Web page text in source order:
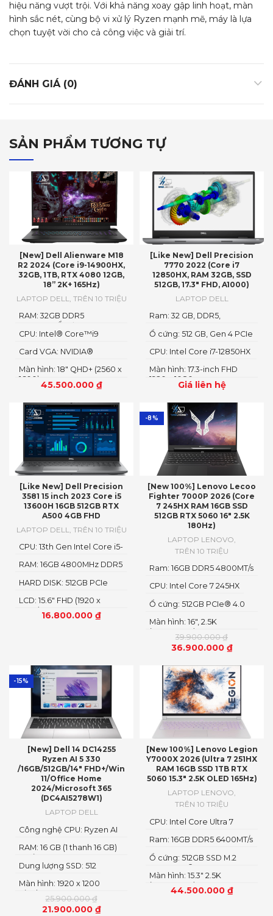
hiệu năng vượt trội. Với khả năng xoay gập linh hoạt, màn
hình sắc nét, cùng bộ vi xử lý Ryzen mạnh mẽ, máy là lựa
chọn tuyệt vời cho cả công việc và giải trí.
ĐÁNH GIÁ (0)
SẢN PHẨM TƯƠNG TỰ
[New] Dell Alienware M18
R2 2024 (Core i9-14900HX,
32GB, 1TB, RTX 4080 12GB,
18” 2K+ 165Hz)
LAPTOP DELL
TRÊN 10 TRIỆU
45.500.000 ₫
Màn hình: 18" QHD+ (2560 x
1600)
Card VGA: NVIDIA®
GDDR6
CPU: Intel® Core™i9
RAM: 32GB DDR5
4800MHzỔ cứng1TB PCIe
Gen4 M.2 SSD
[Like New] Dell Precision
7770 2022 (Core i7
12850HX, RAM 32GB, SSD
512GB, 17.3″ FHD, A1000)
LAPTOP DELL
Giá liên hệ
Màn hình: 17.3-inch FHD
1920 x 1080
CPU: Intel Core i7-12850HX
Ổ cứng: 512 GB, Gen 4 PCIe
Ram: 32 GB, DDR5,
[Like New] Dell Precision
3581 15 inch 2023 Core i5
13600H 16GB 512GB RTX
A500 4GB FHD
LAPTOP DELL
TRÊN 10 TRIỆU
16.800.000 ₫
LCD: 15.6" FHD (1920 x
1080)
HARD DISK: 512GB PCIe
RAM: 16GB 4800MHz DDR5
CPU: 13th Gen Intel Core i5-
-8%
[New 100%] Lenovo Lecoo
Fighter 7000P 2026 (Core
7 245HX RAM 16GB SSD
512GB RTX 5060 16″ 2.5K
180Hz)
LAPTOP LENOVO
TRÊN 10 TRIỆU
39.900.000₫
36.900.000 ₫
Màn hình: 16″, 2.5K
(2560x1600) IPS, LED
Ổ cứng: 512GB PCIe® 4.0
CPU: Intel Core 7 245HX
Ram: 16GB DDR5 4800MT/s
-15%
[New] Dell 14 DC14255
Ryzen AI 5 330
/16GB/512GB/14″ FHD+/Win
11/Office Home
2024/Microsoft 365
(DC4AI5278W1)
LAPTOP DELL
25.900.000₫
21.900.000 ₫
Màn hình: 1920 x 1200
Pixels
Dung lượng SSD: 512
RAM: 16 GB (1 thanh 16 GB)
Loại RAM: DDR5
Công nghệ CPU: Ryzen AI
[New 100%] Lenovo Legion
Y7000X 2026 (Ultra 7 251HX
RAM 16GB SSD 1TB RTX
5060 15.3″ 2.5K OLED 165Hz)
LAPTOP LENOVO,
TRÊN 10 TRIỆU
44.500.000 ₫
Màn hình: 15.3" 2.5K
(2560x1600) OLED
Ổ cứng: 512GB SSD M.2
2242 PCIe® 4.0×4 NVMe
Ram: 16GB DDR5 6400MT/s
CPU: Intel Core Ultra 7